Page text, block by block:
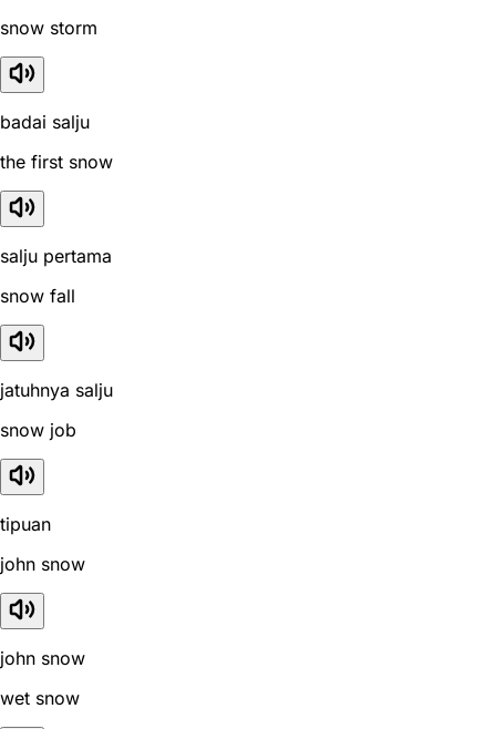
snow storm
badai salju
the first snow
salju pertama
snow fall
jatuhnya salju
snow job
tipuan
john snow
john snow
wet snow